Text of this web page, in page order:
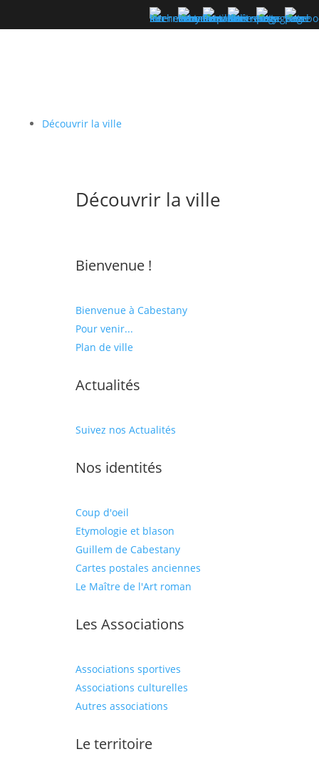
Découvrir la ville
Découvrir la ville
Bienvenue !
Bienvenue à Cabestany
Pour venir...
Plan de ville
Actualités
Suivez nos Actualités
Nos identités
Coup d'oeil
Etymologie et blason
Guillem de Cabestany
Cartes postales anciennes
Le Maître de l'Art roman
Les Associations
Associations sportives
Associations culturelles
Autres associations
Le territoire